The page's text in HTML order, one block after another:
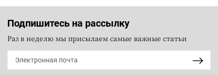
Подпишитесь на рассылку
Раз в неделю мы присылаем самые важные статьи